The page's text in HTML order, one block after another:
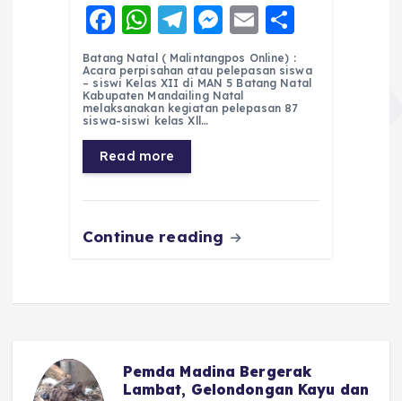
F
a
c
e
b
o
o
W
h
a
ts
A
p
p
T
el
e
g
r
m
M
e
ss
e
er
E
m
ai
l
h
a
re
Batang Natal ( Malintangpos Online) :
Acara perpisahan atau pelepasan siswa
– siswi Kelas XII di MAN 5 Batang Natal
Kabupaten Mandailing Natal
melaksanakan kegiatan pelepasan 87
siswa-siswi kelas Xll…
Read more
Continue reading
Pemda Madina Bergerak
Lambat, Gelondongan Kayu dan